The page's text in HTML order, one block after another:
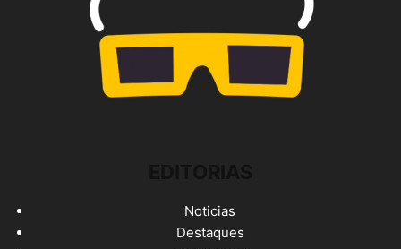
Noticias
Destaques